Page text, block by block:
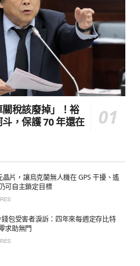
稅該廢掉」！裕
，保護 70 年還在
片，讓烏克蘭無人機在 GPS 干擾、遙
可自主鎖定目標
包受害者淚訴：四年來每週定存比特
求助無門